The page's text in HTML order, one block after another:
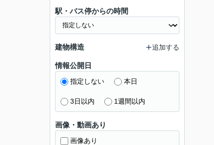
駅・バス停からの時間
建物構造 追加する
情報公開日
指定しない 本日
3日以内 1週間以内
画像・動画あり
画像あり